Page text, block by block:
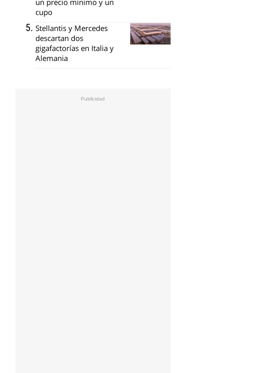
cupo
Stellantis y Mercedes
descartan dos
gigafactorías en Italia y
Alemania